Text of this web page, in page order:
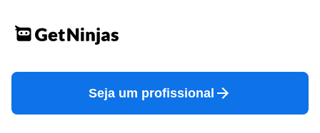
Seja um profissional